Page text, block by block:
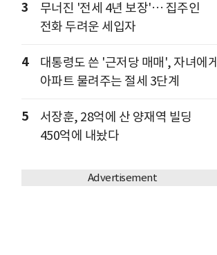
3
무너진 '전세 4년 보장'… 집주인
전화 두려운 세입자
4
대통령도 쓴 '근저당 매매', 자녀에게
아파트 물려주는 절세 3단계
5
서장훈, 28억에 산 양재역 빌딩
450억에 내놨다